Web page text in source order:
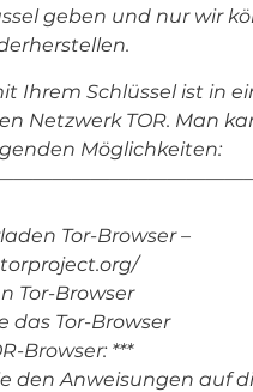
geben und nur wir
Ihrem Schlüssel ist in
Netzwerk TOR. Man
Möglichkeiten:
Tor-Browser –
Tor-Browser
das Tor-Browser
Browser: ***
den Anweisungen auf